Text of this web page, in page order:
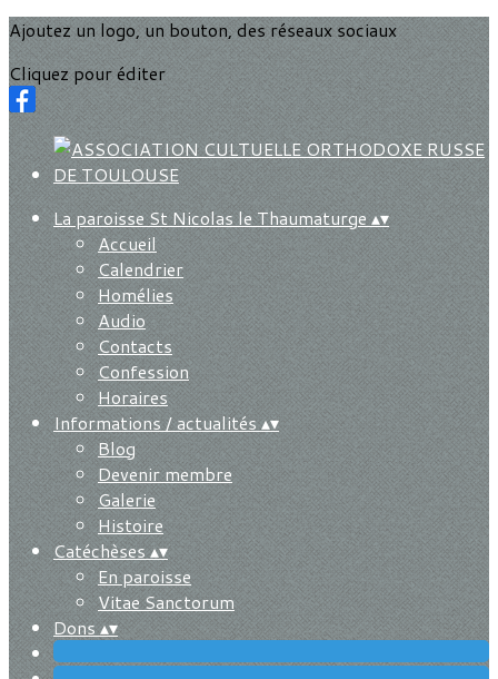
Ajoutez un logo, un bouton, des réseaux sociaux
Cliquez pour éditer
La paroisse St Nicolas le Thaumaturge▴▾
Accueil
Calendrier
Homélies
Audio
Contacts
Confession
Horaires
Informations / actualités▴▾
Blog
Devenir membre
Galerie
Histoire
Catéchèses▴▾
En paroisse
Vitae Sanctorum
Dons▴▾